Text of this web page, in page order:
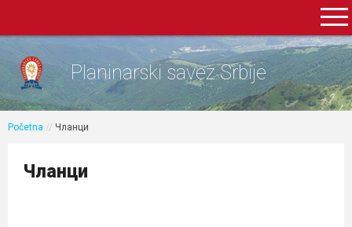
Planinarski savez Srbije
Početna // Чланци
Чланци